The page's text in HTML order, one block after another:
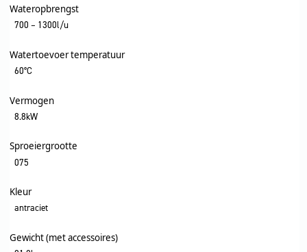
Wateropbrengst
700 – 1300l/u
Watertoevoer temperatuur
60°C
Vermogen
8.8kW
Sproeiergrootte
075
Kleur
antraciet
Gewicht (met accessoires)